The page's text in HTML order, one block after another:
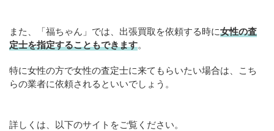
また、「福ちゃん」では、出張買取を依頼する時に女性の査
定士を指定することもできます。
特に女性の方で女性の査定士に来てもらいたい場合は、こち
らの業者に依頼されるといいでしょう。
詳しくは、以下のサイトをご覧ください。